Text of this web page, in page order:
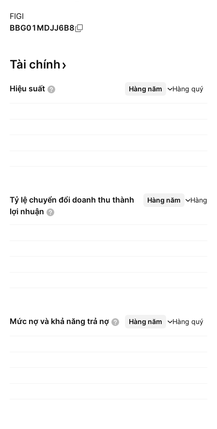
FIGI
BBG01MDJJ6B8
Tài chính
Hiệu suất Hàng năm Hàng quý
Xem thêm
Tỷ lệ chuyển đổi doanh thu thành
lợi nhuận
Hàng năm Hàng
Xem thêm
Mức nợ và khả năng trả nợ Hàng năm Hàng quý
Xem thêm